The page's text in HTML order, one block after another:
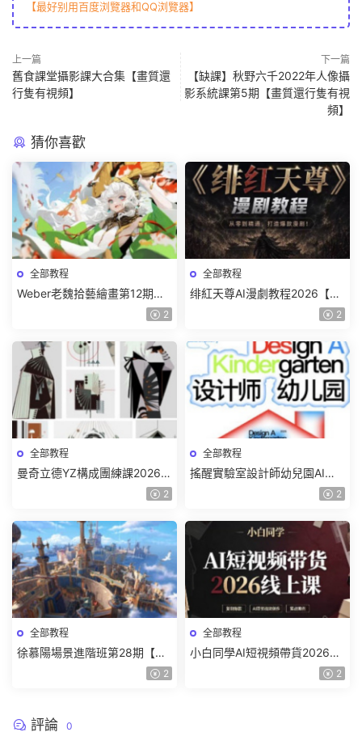
【最好别用百度浏覽器和QQ浏覽器】
上一篇
舊食課堂攝影課大合集【畫質還
行隻有視頻】
下一篇
【缺課】秋野六千2022年人像攝
影系統課第5期【畫質還行隻有視
頻】
猜你喜歡
全部教程
Weber老魏拾藝繪畫第12期角
色特訓班【畫質不錯隻有視
2
全部教程
绯紅天尊AI漫劇教程2026【畫
2
全部教程
曼奇立德YZ構成團練課2026年
8月已結課【畫質高清有課件】
2
全部教程
搖醒實驗室設計師幼兒園AI軟
件基礎課2025【畫質不錯有素
2
全部教程
徐慕陽場景進階班第28期【畫
2
全部教程
小白同學AI短視頻帶貨2026線
2
評論 0